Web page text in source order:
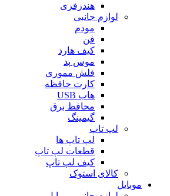
هندزفری
لوازم جانبی
مودم
فن
کیف هارد
موس پد
فلش مموری
کارت حافظه
هاب USB
محافظ برق
گیمینگ
لپ تاپ
لپ تاپ ها
قطعات لپ تاپ
کیف لپ تاپ
کالای استوک
موبایل